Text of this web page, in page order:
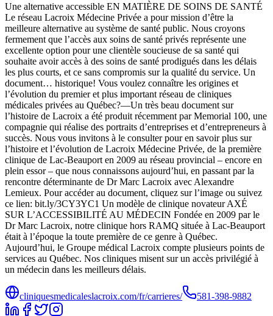
Une alternative accessible EN MATIÈRE DE SOINS DE SANTÉ
Le réseau Lacroix Médecine Privée a pour mission d’être la
meilleure alternative au système de santé public. Nous croyons
fermement que l’accès aux soins de santé privés représente une
excellente option pour une clientèle soucieuse de sa santé qui
souhaite avoir accès à des soins de santé prodigués dans les délais
les plus courts, et ce sans compromis sur la qualité du service. Un
document… historique! Vous voulez connaître les origines et
l’évolution du premier et plus important réseau de cliniques
médicales privées au Québec?—Un très beau document sur
l’histoire de Lacroix a été produit récemment par Memorial 100, une
compagnie qui réalise des portraits d’entreprises et d’entrepreneurs à
succès. Nous vous invitons à le consulter pour en savoir plus sur
l’histoire et l’évolution de Lacroix Médecine Privée, de la première
clinique de Lac-Beauport en 2009 au réseau provincial – encore en
plein essor – que nous connaissons aujourd’hui, en passant par la
rencontre déterminante de Dr Marc Lacroix avec Alexandre
Lemieux. Pour accéder au document, cliquez sur l’image ou suivez
ce lien: bit.ly/3CY3YC1 Un modèle de clinique novateur AXÉ
SUR L’ACCESSIBILITÉ AU MÉDECIN Fondée en 2009 par le
Dr Marc Lacroix, notre clinique hors RAMQ située à Lac-Beauport
était à l’époque la toute première de ce genre à Québec.
Aujourd’hui, le Groupe médical Lacroix compte plusieurs points de
services au Québec. Nos cliniques misent sur un accès privilégié à
un médecin dans les meilleurs délais.
cliniquesmedicaleslacroix.com/fr/carrieres/ 581-398-9882